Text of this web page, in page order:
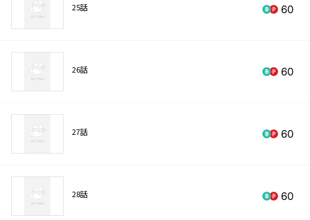
25話 60
26話 60
27話 60
28話 60